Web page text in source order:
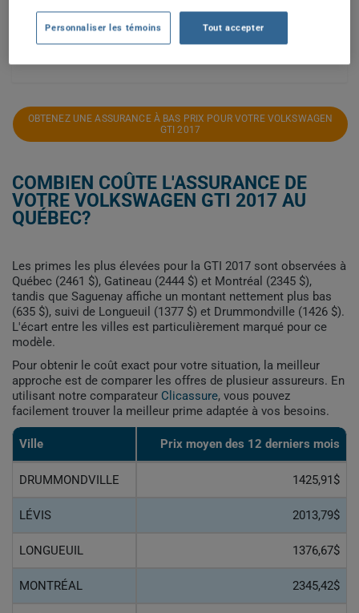
OBTENEZ UNE ASSURANCE À BAS PRIX POUR VOTRE VOLKSWAGEN
GTI 2017
COMBIEN COÛTE L'ASSURANCE DE
VOTRE VOLKSWAGEN GTI 2017 AU
QUÉBEC?
Les primes les plus élevées pour la GTI 2017 sont observées à
Québec (2461 $), Gatineau (2444 $) et Montréal (2345 $),
tandis que Saguenay affiche un montant nettement plus bas
(635 $), suivi de Longueuil (1377 $) et Drummondville (1426 $).
L'écart entre les villes est particulièrement marqué pour ce
modèle.
Pour obtenir le coût exact pour votre situation, la meilleur
approche est de comparer les offres de plusieur assureurs. En
utilisant notre comparateur Clicassure, vous pouvez
facilement trouver la meilleur prime adaptée à vos besoins.
Ville Prix ​​moyen des 12 derniers mois
DRUMMONDVILLE 1425,91$
LÉVIS 2013,79$
LONGUEUIL 1376,67$
MONTRÉAL 2345,42$
Personnaliser les témoins Tout accepter